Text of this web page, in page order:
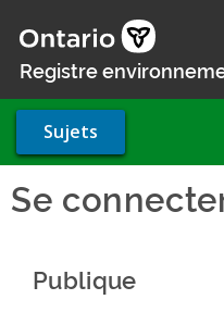
au
contenu
Registre
Sujets
Se
Publique